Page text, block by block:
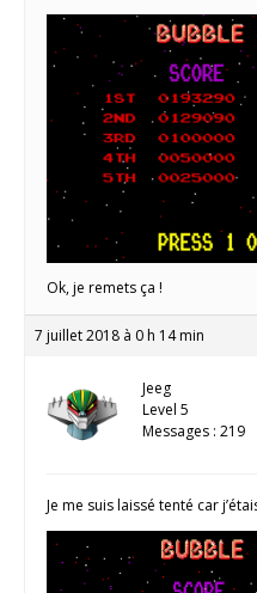
Ok, je remets ça !
7 juillet 2018 à 0 h 14 min
Jeeg
Level 5
Messages : 219
Je me suis laissé tenté car